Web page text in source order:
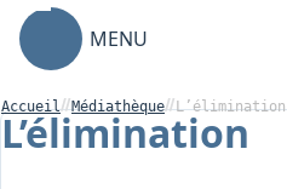
MENU
Accueil Médiathèque L’élimination
L’élimination